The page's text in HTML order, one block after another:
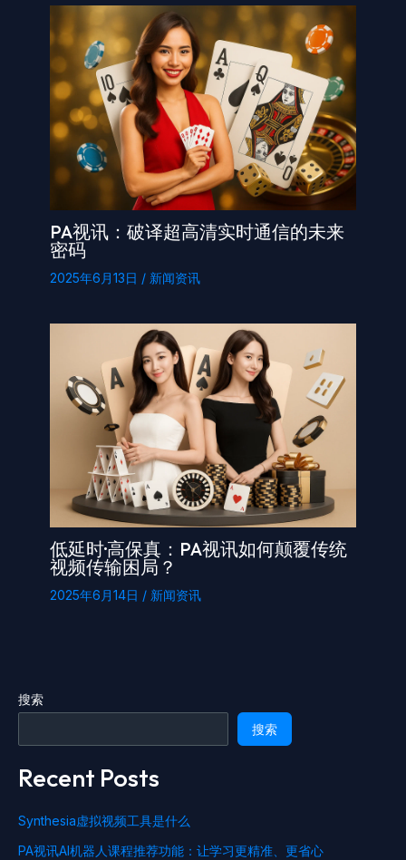
PA视讯：破译超高清实时通信的未来
密码
2025年6月13日 / 新闻资讯
低延时·高保真：PA视讯如何颠覆传统
视频传输困局？
2025年6月14日 / 新闻资讯
搜索
搜索
Recent Posts
Synthesia虚拟视频工具是什么
PA视讯AI机器人课程推荐功能：让学习更精准、更省心